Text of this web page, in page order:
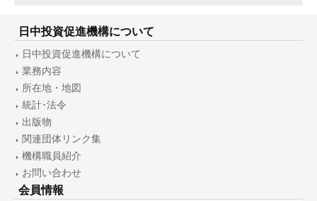
日中投資促進機構について
日中投資促進機構について
業務内容
所在地・地図
統計･法令
出版物
関連団体リンク集
機構職員紹介
お問い合わせ
会員情報